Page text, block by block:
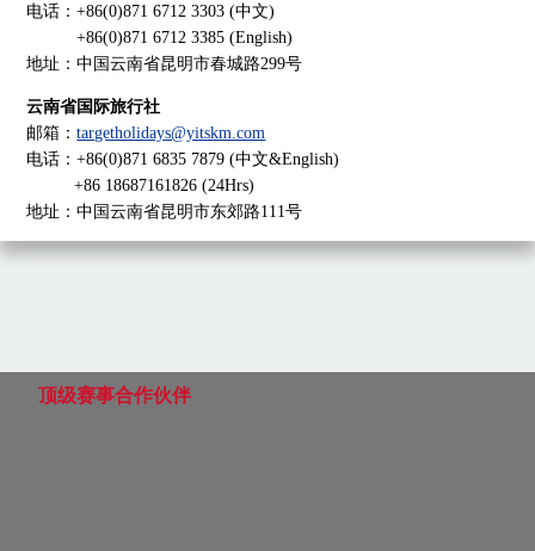
电话：+86(0)871 6712 3303 (中文)
+86(0)871 6712 3385 (English)
地址：中国云南省昆明市春城路299号
云南省国际旅行社
邮箱：targetholidays@yitskm.com
电话：+86(0)871 6835 7879 (中文&English)
+86 18687161826 (24Hrs)
地址：中国云南省昆明市东郊路111号
顶级赛事合作伙伴